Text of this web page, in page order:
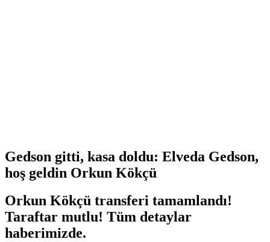
Gedson gitti, kasa doldu: Elveda Gedson,
hoş geldin Orkun Kökçü
Orkun Kökçü transferi tamamlandı!
Taraftar mutlu! Tüm detaylar
haberimizde.